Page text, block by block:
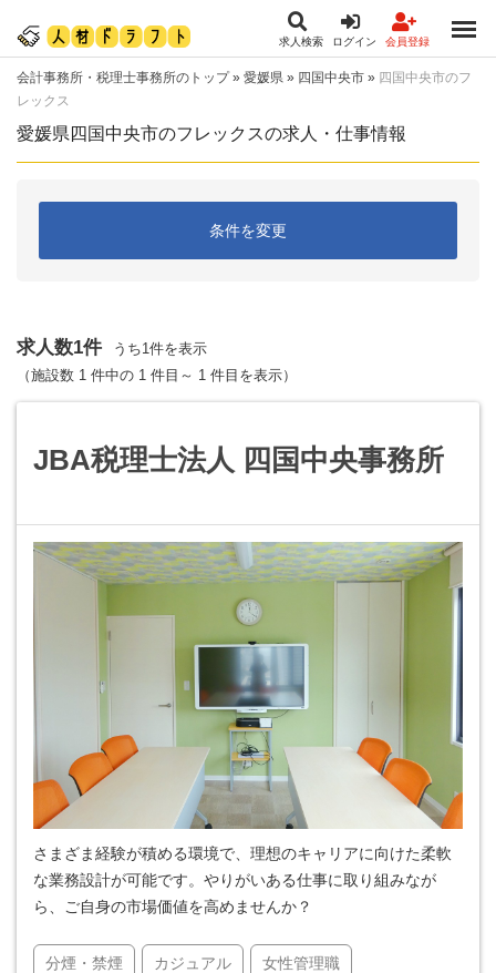
求人検索 ログイン 会員登録
会計事務所・税理士事務所のトップ» 愛媛県 » 四国中央市 » 四国中央市のフ
レックス
愛媛県四国中央市のフレックスの求人・仕事情報
条件を変更
求人数1件
うち1件を表示
（施設数 1 件中の 1 件目～ 1 件目を表示）
JBA税理士法人 四国中央事務所
さまざま経験が積める環境で、理想のキャリアに向けた柔軟
な業務設計が可能です。やりがいある仕事に取り組みなが
ら、ご自身の市場価値を高めませんか？
分煙・禁煙 カジュアル 女性管理職